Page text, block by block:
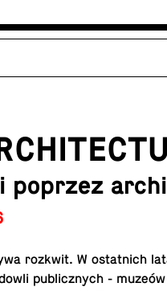
poprzez
rozkwit. W ostat­nich
pu­blicz­nych -